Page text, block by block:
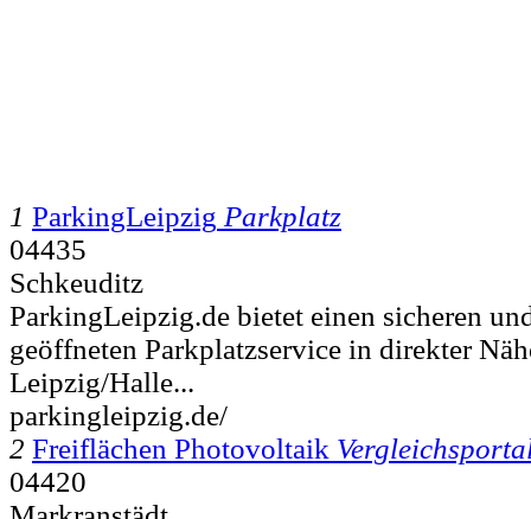
1 ParkingLeipzig Parkplatz
04435
Schkeuditz
ParkingLeipzig.de bietet einen sicheren
geöffneten Parkplatzservice in direkter
Leipzig/Halle...
parkingleipzig.de/
2 Freiflächen Photovoltaik
04420